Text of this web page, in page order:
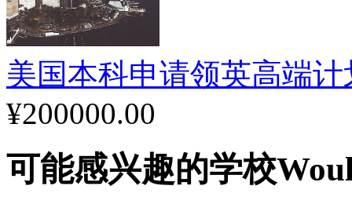
乐谱收藏。
罗彻斯特大学是美国
学者是全国科学院院士
院士；在它的教师和校
美国本科申请领英高端计
¥200000.00
可能感兴趣的学校